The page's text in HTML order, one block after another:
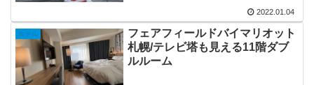
2022.01.04
ホテル
フェアフィールドバイマリオット
札幌/テレビ塔も見える11階ダブ
ルルーム